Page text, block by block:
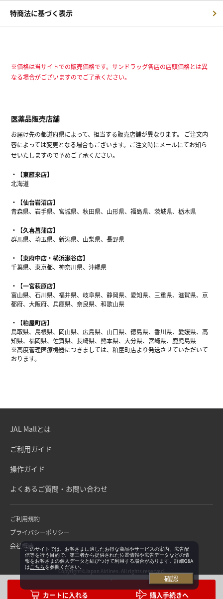
購入手続きへ
特商法に基づく表示
※価格は当サイトでの販売価格です。サンドラッグ各店の店頭価格とは異
なる場合がございますのでご了承ください。
医薬品販売店舗
お届け先の都道府県によって、担当する販売店舗が異なります。 ご注文内
容によっては変更となる場合もございます。ご注文時にメールにてお知ら
せいたしますので予めご了承ください。
【東雁来店】
北海道
【仙台岩沼店】
青森県、岩手県、宮城県、秋田県、山形県、福島県、茨城県、栃木県
【久喜菖蒲店】
群馬県、埼玉県、新潟県、山梨県、長野県
【東府中店・横浜瀬谷店】
千葉県、東京都、神奈川県、沖縄県
【一宮萩原店】
富山県、石川県、福井県、岐阜県、静岡県、愛知県、三重県、滋賀県、京
都府、大阪府、兵庫県、奈良県、和歌山県
【粕屋町店】
鳥取県、島根県、岡山県、広島県、山口県、徳島県、香川県、愛媛県、高
知県、福岡県、佐賀県、長崎県、熊本県、大分県、宮崎県、鹿児島県
※高度管理医療機器につきましては、粕屋町店より発送させていただいて
おります。
JAL Mallとは
ご利用ガイド
操作ガイド
よくあるご質問・お問い合わせ
ご利用規約
プライバシーポリシー
会社概要
Copyright©Japan Airlines. All rights reserved.
このサイトでは、お客さまに適したお得な商品やサービスの案内、広告配
信等を行う目的で、第三者から提供された位置情報や広告データなどの情
報をお客さまの個人データと結びつけて利用する場合があります。詳細Q&A
は こちらを参照ください。
確認